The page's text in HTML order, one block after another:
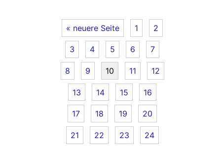
« neuere Seite 1 2
3 4 5 6 7
8 9 10 11 12
13 14 15 16
17 18 19 20
21 22 23 24